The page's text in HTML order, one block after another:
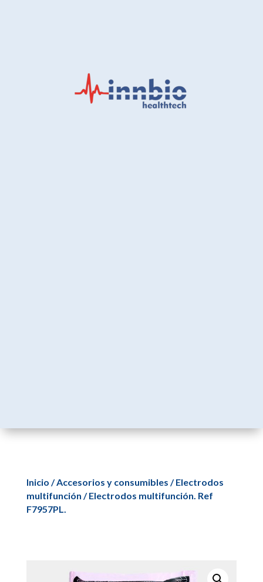
Inicio /Accesorios y consumibles /Electrodos
multifunción / Electrodos multifunción. Ref
F7957PL.